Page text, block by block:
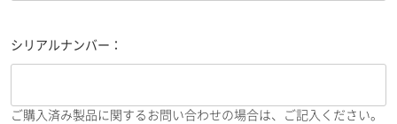
シリアルナンバー：
ご購入済み製品に関するお問い合わせの場合は、ご記入ください。